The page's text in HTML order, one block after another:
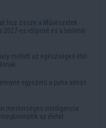
hoz össze a Művészetek
2027-es időpont és a bérletár
mellett az egészséges étel
egyszerű a puha almás
mesterséges intelligencia
az életet